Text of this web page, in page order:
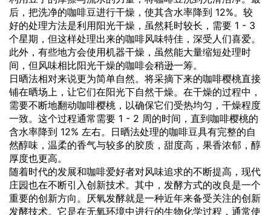
后，把洗净的咖啡豆进行干燥，使其含水率降到 12%。较
好的处理方法是利用阳光干燥，虽然耗时较长，需要 1 - 3
个星期，但这样处理出来的咖啡风味特佳，深受人们喜爱。
此外，有些地方会使用机器干燥，虽然能大量缩短处理时
间，但风味相比阳光干燥的咖啡会稍逊一筹。
日晒法相对来说更为简单自然。将采摘下来的咖啡樱桃直接
铺在晒场上，让它们在阳光下自然干燥。在干燥的过程中，
需要不断地翻动咖啡樱桃，以确保它们受热均匀，干燥程度
一致。这个过程通常需要 1 - 2 周的时间，直到咖啡樱桃的
含水率降到 12% 左右。日晒法处理的咖啡豆具有完整的自
然醇味，温柔的香气与较多的胶质，甜度高，果香浓郁，醇
厚度也更高。
随着时代的发展和咖啡爱好者对风味追求的不断提高，现代
庄园也在不断引入创新技术。其中，发酵方式的改良是一个
重要的创新方向。厌氧发酵就是一种近年来备受关注的创新
发酵技术。它是在无氧环境中进行的生物化学过程，通常使